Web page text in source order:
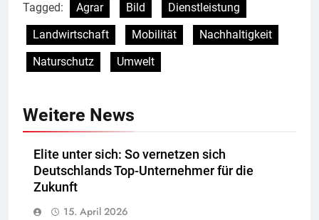
Tagged: Agrar Bild
Dienstleistung
Landwirtschaft
Mobilität
Nachhaltigkeit
Naturschutz
Umwelt
Weitere News
Elite unter sich: So vernetzen sich
Deutschlands Top-Unternehmer für die
Zukunft
15. April 2026